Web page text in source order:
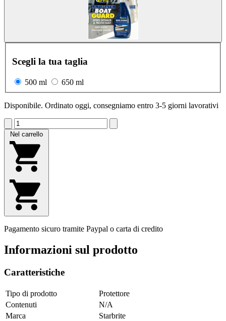
Scegli la tua taglia
500 ml 650 ml
Disponibile. Ordinato oggi, consegniamo entro 3-5 giorni lavorativi
Nel carrello
Pagamento sicuro tramite Paypal o carta di credito
Informazioni sul prodotto
Caratteristiche
Tipo di prodotto
Protettore
Contenuti
N/A
Marca
Starbrite